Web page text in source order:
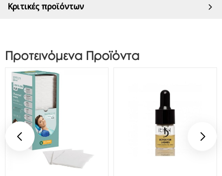
Κριτικές προϊόντων
Προτεινόμενα Προϊόντα